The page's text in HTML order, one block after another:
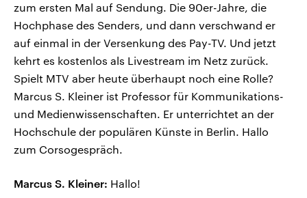
zum ersten Mal auf Sendung. Die 90er-Jahre, die
Hochphase des Senders, und dann verschwand er
auf einmal in der Versenkung des Pay-TV. Und jetzt
kehrt es kostenlos als Livestream im Netz zurück.
Spielt MTV aber heute überhaupt noch eine Rolle?
Marcus S. Kleiner ist Professor für Kommunikations-
und Medienwissenschaften. Er unterrichtet an der
Hochschule der populären Künste in Berlin. Hallo
zum Corsogespräch.
Marcus S. Kleiner: Hallo!